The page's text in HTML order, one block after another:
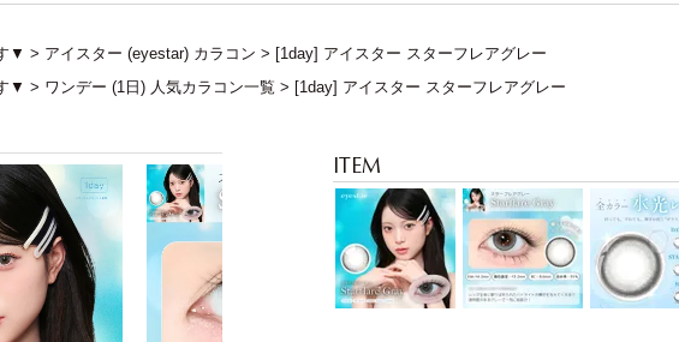
▼ アイスター (eyestar) カラコン
[1day] アイスター スターフレアグレー
▼ ワンデー (1日) 人気カラコン一覧 [1day] アイスター スターフレアグレー